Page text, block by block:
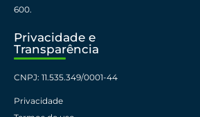
600.​
Privacidade e
Transparência
CNPJ: 11.535.349/0001-44​
Privacidade